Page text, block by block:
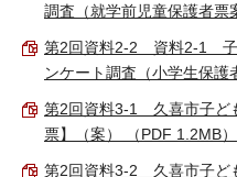
調査（就学前児童保護者票
第2回資料2-2 資料2-1 子
ンケート調査（小学生保護
第2回資料3-1 久喜市子ど
票】（案） （PDF 1.2MB）
第2回資料3-2 久喜市子ど